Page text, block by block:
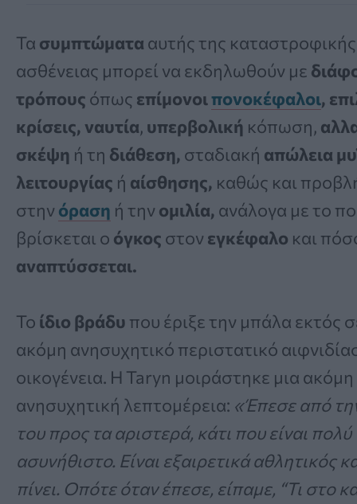
Τα συμπτώματα αυτής της καταστροφικής
ασθένειας μπορεί να εκδηλωθούν με
τρόπους όπως επίμονοιπονοκέφαλοι,
κρίσεις,ναυτία, υπερβολική κόπωση,
σκέψη ή τη διάθεση, σταδιακή απώλεια
λειτουργίας ή αίσθησης, καθώς και
στην όραση ή την ομιλία, ανάλογα με το
βρίσκεται ο όγκος στον εγκέφαλο και
αναπτύσσεται.
Το ίδιο βράδυ που έριξε την μπάλα εκτός
ακόμη ανησυχητικό περιστατικό
οικογένεια. Η Taryn μοιράστηκε μια ακόμη
ανησυχητική λεπτομέρεια: «Έπεσε από
του προς τα αριστερά, κάτι που είναι πολύ
ασυνήθιστο. Είναι εξαιρετικά αθλητικός
πίνει. Οπότε όταν έπεσε, είπαμε, “Τι στο